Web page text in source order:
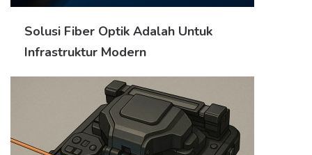
Solusi Fiber Optik Adalah Untuk
Infrastruktur Modern